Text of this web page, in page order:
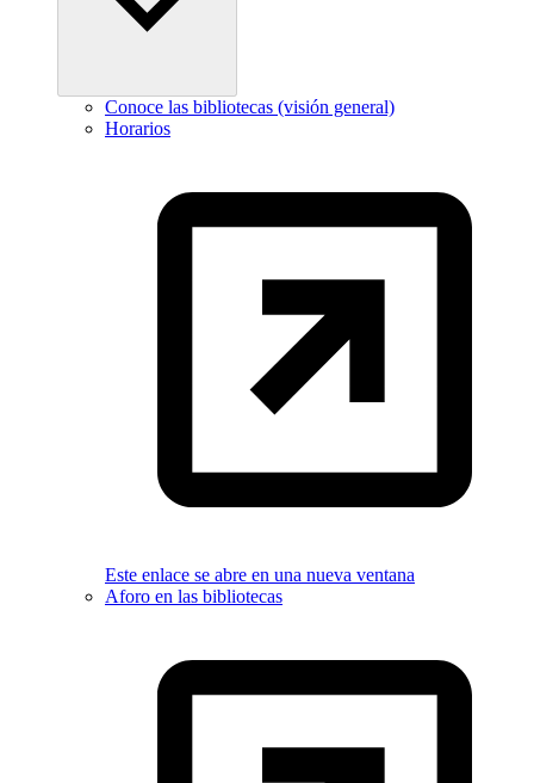
Conoce las bibliotecas (visión general)
Horarios
Este enlace se abre en una nueva ventana
Aforo en las bibliotecas